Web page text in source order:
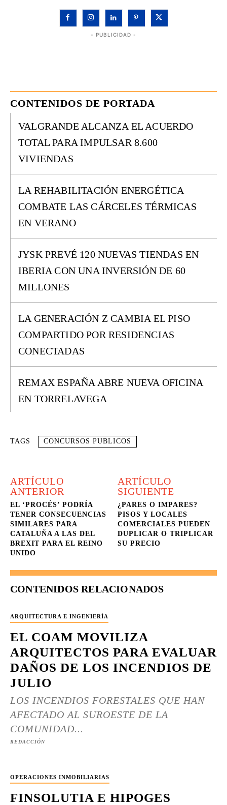
- PUBLICIDAD -
CONTENIDOS DE PORTADA
VALGRANDE ALCANZA EL ACUERDO
TOTAL PARA IMPULSAR 8.600
VIVIENDAS
LA REHABILITACIÓN ENERGÉTICA
COMBATE LAS CÁRCELES TÉRMICAS
EN VERANO
JYSK PREVÉ 120 NUEVAS TIENDAS EN
IBERIA CON UNA INVERSIÓN DE 60
MILLONES
LA GENERACIÓN Z CAMBIA EL PISO
COMPARTIDO POR RESIDENCIAS
CONECTADAS
REMAX ESPAÑA ABRE NUEVA OFICINA
EN TORRELAVEGA
TAGS CONCURSOS PUBLICOS
ARTÍCULO
ANTERIOR
EL ‘PROCÉS’ PODRÍA
TENER CONSECUENCIAS
SIMILARES PARA
CATALUÑA A LAS DEL
BREXIT PARA EL REINO
UNIDO
ARTÍCULO
SIGUIENTE
¿PARES O IMPARES?
PISOS Y LOCALES
COMERCIALES PUEDEN
DUPLICAR O TRIPLICAR
SU PRECIO
CONTENIDOS RELACIONADOS
ARQUITECTURA E INGENIERÍA
EL COAM MOVILIZA
ARQUITECTOS PARA EVALUAR
DAÑOS DE LOS INCENDIOS DE
JULIO
LOS INCENDIOS FORESTALES QUE HAN
AFECTADO AL SUROESTE DE LA
COMUNIDAD...
REDACCIÓN
OPERACIONES INMOBILIARIAS
FINSOLUTIA E HIPOGES